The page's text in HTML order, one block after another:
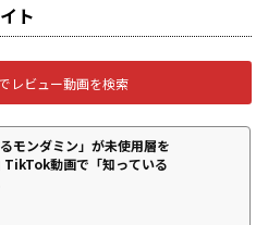
ト
レビュー動画を検索
モンダミン」が未使用層を
TikTok動画で「知っている